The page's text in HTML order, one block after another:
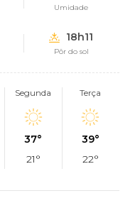
Umidade
18h11
Pôr do sol
Segunda
37°
21°
Terça
39°
22°